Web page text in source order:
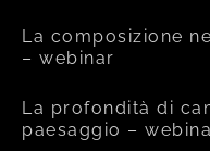
La composizione
– webinar
La profondità di
paesaggio –